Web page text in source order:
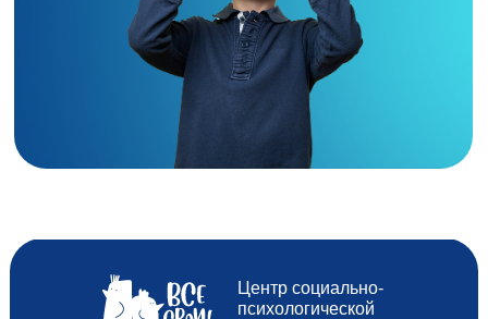
Центр социально-
психологической